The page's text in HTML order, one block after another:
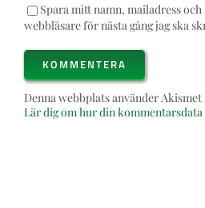
Spara mitt namn, mailadress och
webbläsare för nästa gång jag ska
Denna webbplats använder
Lär dig om hur din kommentarsdata